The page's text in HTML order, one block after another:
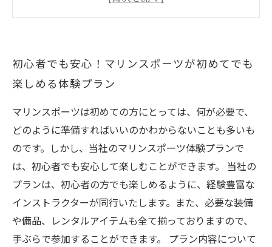
人気のマリンスポーツを体験！初めてでも上達
ポーツで新しい世界を発見
親子で英気を養おう！家族で挑戦するマリンス
ポーツの魅力
初心者でも安心！マリンスポーツが初めてでも
楽しめる体験プラン
マリンスポーツは初めての方にとっては、何が必要で、
どのように準備すればいいのかわからないことも多いも
のです。しかし、当社のマリンスポーツ体験プランで
は、初心者でも安心して楽しむことができます。 当社の
プランは、初心者の方でも楽しめるように、経験豊富な
インストラクターが同行いたします。また、必要な装備
や備品、レンタルアイテムも全て揃っておりますので、
手ぶらで参加することができます。 プラン内容について